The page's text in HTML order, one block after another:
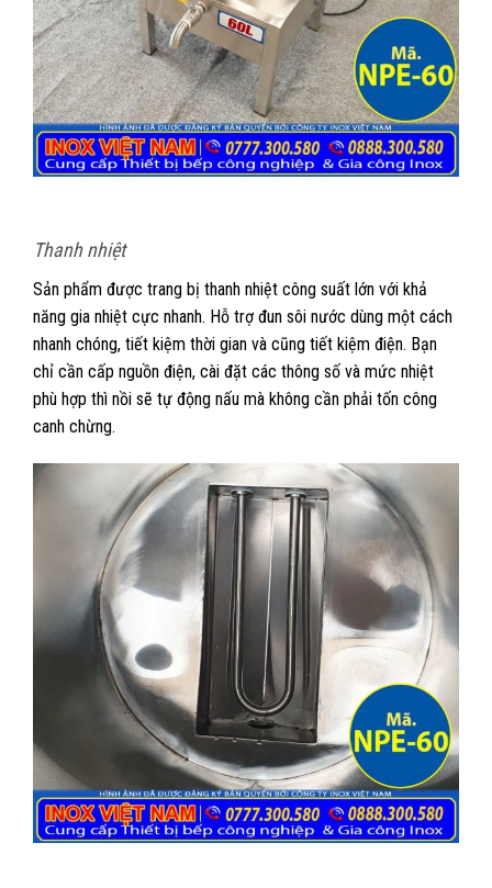
Thanh nhiệt
Sản phẩm được trang bị thanh nhiệt công suất lớn với khả
năng gia nhiệt cực nhanh. Hỗ trợ đun sôi nước dùng một cách
nhanh chóng, tiết kiệm thời gian và cũng tiết kiệm điện. Bạn
chỉ cần cấp nguồn điện, cài đặt các thông số và mức nhiệt
phù hợp thì nồi sẽ tự động nấu mà không cần phải tốn công
canh chừng.